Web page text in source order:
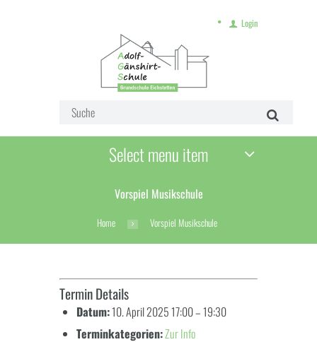
Login
Select menu item
Vorspiel Musikschule
Home Vorspiel Musikschule
Termin Details
Datum:10. April 2025 17:00–19:30
Terminkategorien:Zur Info